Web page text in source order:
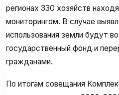
регионах 330 хозяйств
мониторингом. В случае
использования земли будут
государственный фонд и
гражданами.
По итогам совещания